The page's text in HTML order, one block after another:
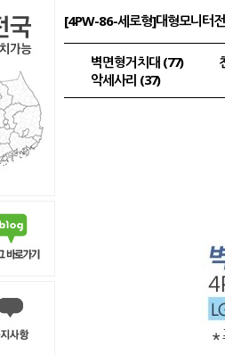
[4PW-86-세로형]대형모니터
벽면형거치대 (77)
악세사리 (37)